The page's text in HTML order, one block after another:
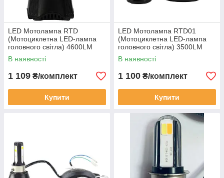
LED Мотолампа RTD
(Мотоциклетна LED-лампа
головного світла) 4600LM
42W
В наявності
1 109 ₴/комплект
Купити
LED Мотолампа RTD01
(Мотоциклетна LED-лампа
головного світла) 3500LM
Ближній: 2000LM Корея!
В наявності
1 100 ₴/комплект
Купити